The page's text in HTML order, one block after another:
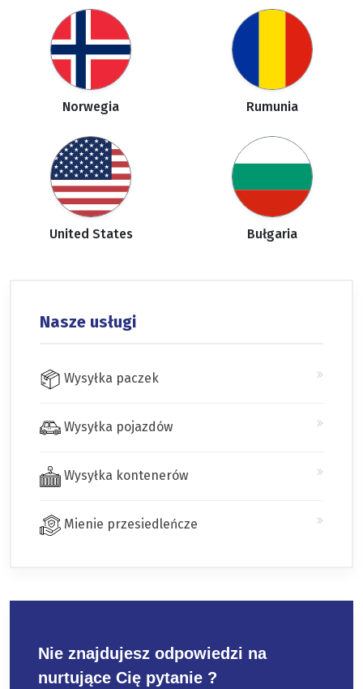
Norwegia Rumunia
United States Bułgaria
Nasze usługi
Wysyłka paczek
Wysyłka pojazdów
Wysyłka kontenerów
Mienie przesiedleńcze
Nie znajdujesz odpowiedzi na
nurtujące Cię pytanie ?